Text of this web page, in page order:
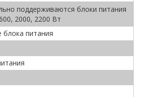
поддерживаются блоки питания
2000, 2200 Вт
блока питания